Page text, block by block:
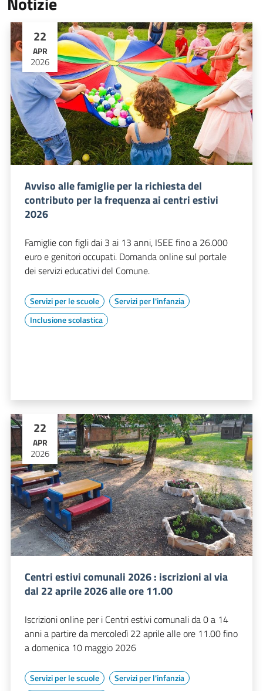
22
APR
2026
Avviso alle famiglie per la richiesta del
contributo per la frequenza ai centri estivi
2026
Famiglie con figli dai 3 ai 13 anni, ISEE fino a 26.000
euro e genitori occupati. Domanda online sul portale
dei servizi educativi del Comune.
Servizi per le scuole
Servizi per l'infanzia
Inclusione scolastica
22
APR
2026
Centri estivi comunali 2026 : iscrizioni al via
dal 22 aprile 2026 alle ore 11.00
Iscrizioni online per i Centri estivi comunali da 0 a 14
anni a partire da mercoledì 22 aprile alle ore 11.00 fino
a domenica 10 maggio 2026
Servizi per le scuole
Servizi per l'infanzia